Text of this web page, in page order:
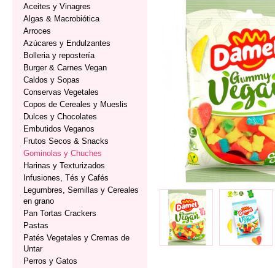
Aceites y Vinagres
Algas & Macrobiótica
Arroces
Azúcares y Endulzantes
Bolleria y repostería
Burger & Carnes Vegan
Caldos y Sopas
Conservas Vegetales
Copos de Cereales y Mueslis
Dulces y Chocolates
Embutidos Veganos
Frutos Secos & Snacks
Gominolas y Chuches
Harinas y Texturizados
Infusiones, Tés y Cafés
Legumbres, Semillas y Cereales
en grano
Pan Tortas Crackers
Pastas
Patés Vegetales y Cremas de
Untar
Perros y Gatos